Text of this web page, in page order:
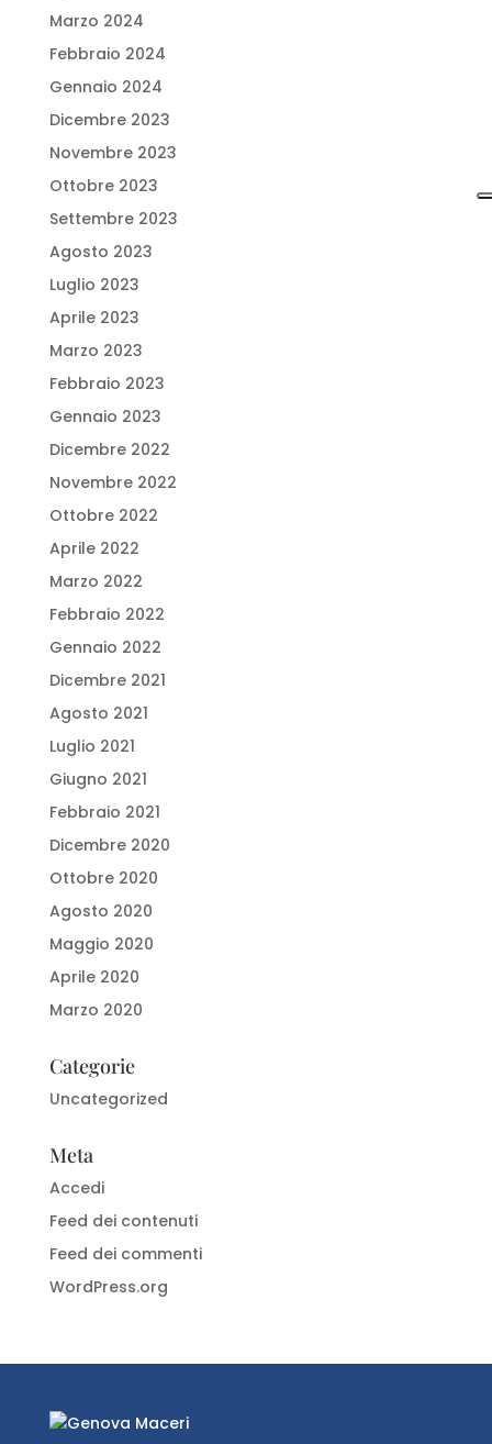
Marzo 2024
Febbraio 2024
Gennaio 2024
Dicembre 2023
Novembre 2023
Ottobre 2023
Settembre 2023
Agosto 2023
Luglio 2023
Aprile 2023
Marzo 2023
Febbraio 2023
Gennaio 2023
Dicembre 2022
Novembre 2022
Ottobre 2022
Aprile 2022
Marzo 2022
Febbraio 2022
Gennaio 2022
Dicembre 2021
Agosto 2021
Luglio 2021
Giugno 2021
Febbraio 2021
Dicembre 2020
Ottobre 2020
Agosto 2020
Maggio 2020
Aprile 2020
Marzo 2020
Categorie
Uncategorized
Meta
Accedi
Feed dei contenuti
Feed dei commenti
WordPress.org